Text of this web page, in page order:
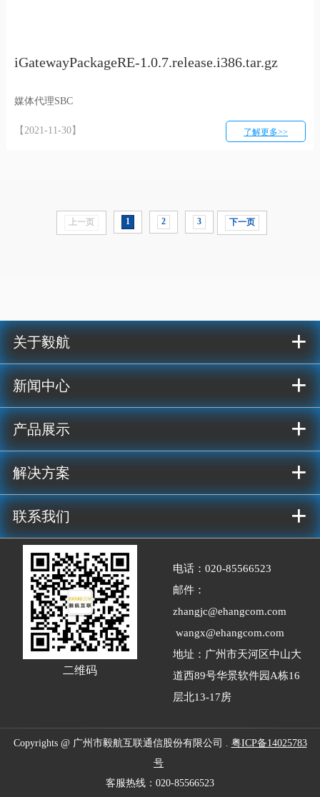
iGatewayPackageRE-1.0.7.release.i386.tar.gz
媒体代理SBC
【2021-11-30】 了解更多>>
上一页 1 2 3 下一页
关于毅航 +
新闻中心 +
产品展示 +
解决方案 +
联系我们 +
二维码
电话：020-85566523
邮件：
zhangjc@ehangcom.com
wangx@ehangcom.com
地址：广州市天河区中山大
道西89号华景软件园A栋16
层北13-17房
Copyrights @ 广州市毅航互联通信股份有限公司 . 粤ICP备14025783
号
客服热线：020-85566523